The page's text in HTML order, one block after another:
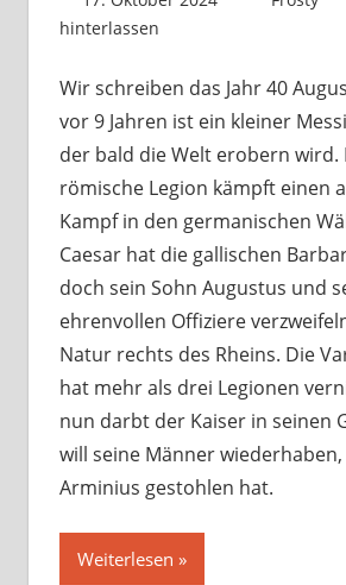
hinterlassen
Wir schreiben das Jahr 40
vor 9 Jahren ist ein kleiner
der bald die Welt erobern wird.
römische Legion kämpft einen
Kampf in den germanischen
Caesar hat die gallischen
doch sein Sohn Augustus und
ehrenvollen Offiziere
Natur rechts des Rheins. Die
hat mehr als drei Legionen
nun darbt der Kaiser in seinen
will seine Männer
Arminius gestohlen hat.
Weiterlesen